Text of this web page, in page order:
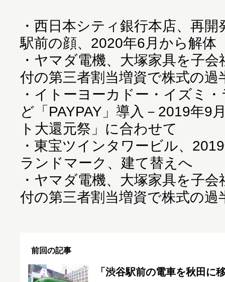
・ 西日本シティ銀行本店、再開
駅前の顔、2020年6月から解体
・ ヤマダ電機、大塚家具を子
付の第三者割当増資で株式の過
・ イトーヨーカドー・イズミ
ど「PAYPAY」導入－2019年9
ト大還元祭」に合わせて
・ 東宝ツインタワービル、
ランドマーク、建て替えへ
・ ヤマダ電機、大塚家具を子
付の第三者割当増資で株式の過
前回の記事
「渋谷駅前の電車を秋田